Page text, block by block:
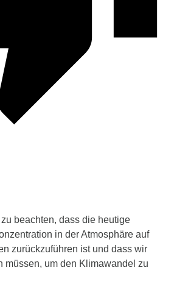
beachten, dass die heutige
in der Atmosphäre auf
zurückzuführen ist und dass wir
müssen, um den Klimawandel zu